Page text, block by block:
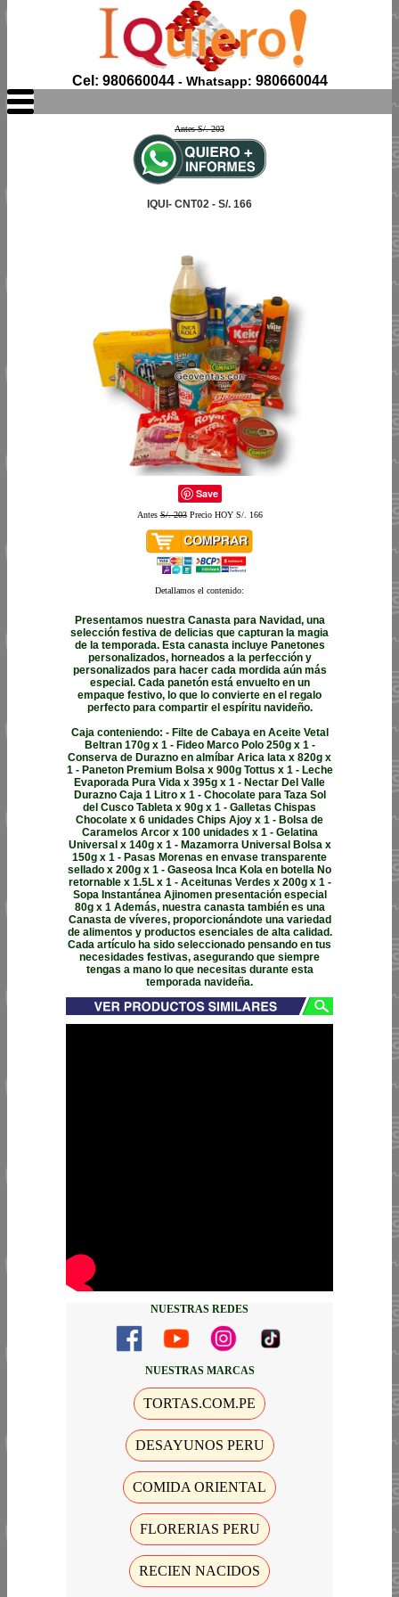
Cel: 980660044- Whatsapp: 980660044
Antes S/. 203
IQUI- CNT02 - S/. 166
Save
AntesS/. 203Precio HOY S/. 166
Detallamos el contenido:
Presentamos nuestra Canasta para Navidad, una
selección festiva de delicias que capturan la magia
de la temporada. Esta canasta incluye Panetones
personalizados, horneados a la perfección y
personalizados para hacer cada mordida aún más
especial. Cada panetón está envuelto en un
empaque festivo, lo que lo convierte en el regalo
perfecto para compartir el espíritu navideño.
Caja conteniendo: - Filte de Cabaya en Aceite Vetal
Beltran 170g x 1 - Fideo Marco Polo 250g x 1 -
Conserva de Durazno en almíbar Arica lata x 820g x
1 - Paneton Premium Bolsa x 900g Tottus x 1 - Leche
Evaporada Pura Vida x 395g x 1 - Nectar Del Valle
Durazno Caja 1 Litro x 1 - Chocolate para Taza Sol
del Cusco Tableta x 90g x 1 - Galletas Chispas
Chocolate x 6 unidades Chips Ajoy x 1 - Bolsa de
Caramelos Arcor x 100 unidades x 1 - Gelatina
Universal x 140g x 1 - Mazamorra Universal Bolsa x
150g x 1 - Pasas Morenas en envase transparente
sellado x 200g x 1 - Gaseosa Inca Kola en botella No
retornable x 1.5L x 1 - Aceitunas Verdes x 200g x 1 -
Sopa Instantánea Ajinomen presentación especial
80g x 1 Además, nuestra canasta también es una
Canasta de víveres, proporcionándote una variedad
de alimentos y productos esenciales de alta calidad.
Cada artículo ha sido seleccionado pensando en tus
necesidades festivas, asegurando que siempre
tengas a mano lo que necesitas durante esta
temporada navideña.
NUESTRAS REDES
NUESTRAS MARCAS
TORTAS.COM.PE
DESAYUNOS PERU
COMIDA ORIENTAL
FLORERIAS PERU
RECIEN NACIDOS